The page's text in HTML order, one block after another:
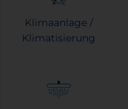
Klimaanlage /
Klimatisierung